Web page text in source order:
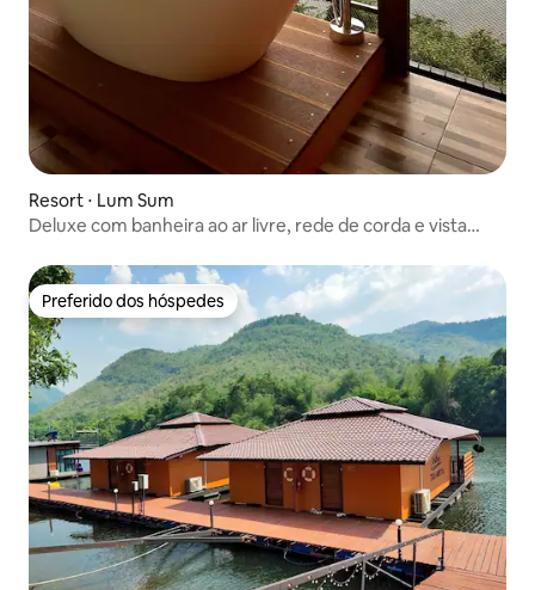
Resort ⋅ Lum Sum
Deluxe com banheira ao ar livre, rede de corda e vista
Preferido dos hóspedes
Preferido dos hóspedes